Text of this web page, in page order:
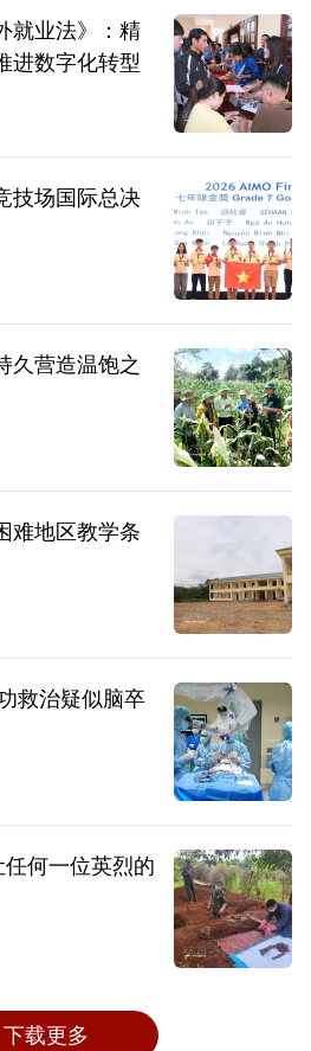
就业法》：精
进数字化转型
技场国际总决
久营造温饱之
难地区教学条
救治疑似脑卒
何一位英烈的
下载更多